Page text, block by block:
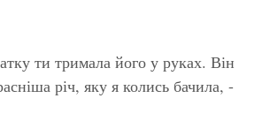
ти тримала його у руках. Він
річ, яку я колись бачила, -